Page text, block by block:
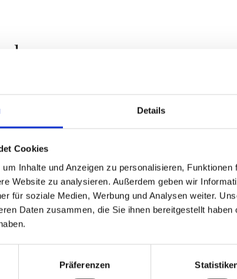
Details
Cookies
Inhalte und Anzeigen zu personalisieren,
Website zu analysieren. Außerdem geben wir
für soziale Medien, Werbung und Analysen weiter.
Daten zusammen, die Sie ihnen bereitgestellt
Präferenzen